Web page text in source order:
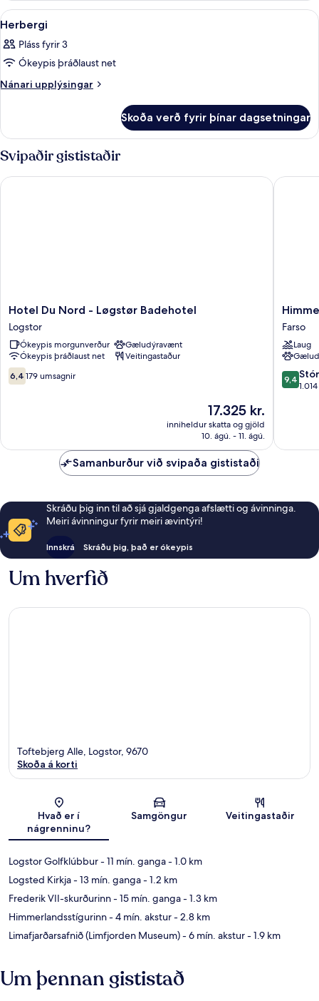
Skoða
allar
myndir
fyrir
Herbergi
Ofnæmisprófaður sængurfatnaður,
2
Herbergi
Pláss fyrir 3
Ókeypis þráðlaust net
Nánari upplýsingar
Nánari
Skoða verð fyrir þínar dagsetningar
Svipaðir gististaðir
Hotel
Du
Nord
-
Løgstør
Badehotel
Logstor
Hotel Du Nord - Løgstør Badehotel
Logstor
Ókeypis morgunverður
Gæludýravænt
Ókeypis þráðlaust net
Veitingastaður
6.4af
10,
6,4 179 umsagnir
Verðið
er
17.325 kr.
17.325 kr.
inniheldur skatta og gjöld
10. ágú. - 11. ágú.
Hotel Du Nord - Løgstør Badehotel
Farso
Farso
Laug
9.4
af
9,4
Samanburður við svipaða gististaði
Skráðu þig inn til að sjá gjaldgenga afslætti og ávinninga.
Meiri ávinningur fyrir meiri ævintýri!
Innskrá Skráðu þig, það er ókeypis
Um hverfið
Kort
Toftebjerg Alle, Logstor, 9670
Skoða á korti
Hvað er í
nágrenninu?
Samgöngur Veitingastaðir
Logstor Golfklúbbur- 11 mín. ganga- 1.0 km
Logsted Kirkja- 13 mín. ganga- 1.2 km
Frederik VII-skurðurinn- 15 mín. ganga- 1.3 km
Himmerlandsstígurinn- 4 mín. akstur- 2.8 km
Limafjarðarsafnið (Limfjorden Museum)- 6 mín. akstur- 1.9 km
Um þennan gististað